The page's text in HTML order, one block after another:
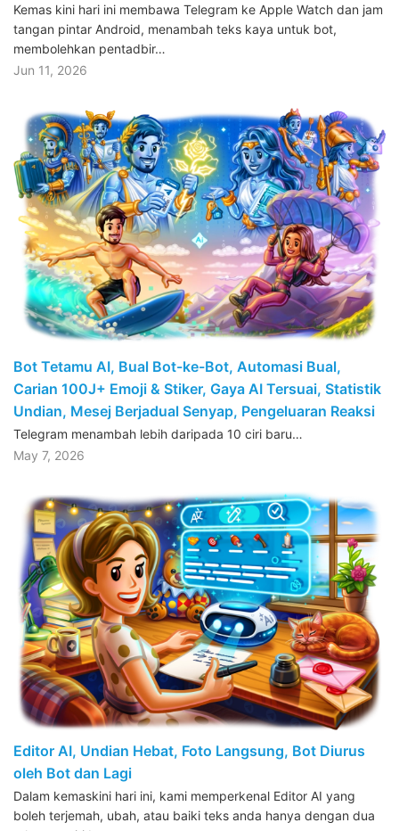
Kemas kini hari ini membawa Telegram ke Apple Watch dan jam
tangan pintar Android, menambah teks kaya untuk bot,
membolehkan pentadbir…
Jun 11, 2026
Bot Tetamu AI, Bual Bot-ke-Bot, Automasi Bual,
Carian 100J+ Emoji & Stiker, Gaya AI Tersuai, Statistik
Undian, Mesej Berjadual Senyap, Pengeluaran Reaksi
Telegram menambah lebih daripada 10 ciri baru…
May 7, 2026
Editor AI, Undian Hebat, Foto Langsung, Bot Diurus
oleh Bot dan Lagi
Dalam kemaskini hari ini, kami memperkenal Editor AI yang
boleh terjemah, ubah, atau baiki teks anda hanya dengan dua